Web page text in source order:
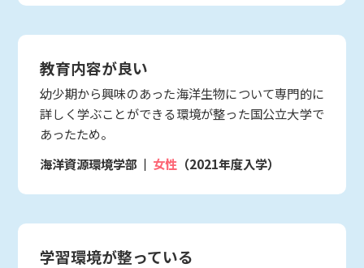
教育内容が良い
幼少期から興味のあった海洋生物について専門的に
詳しく学ぶことができる環境が整った国公立大学で
あったため。
海洋資源環境学部
女性 （2021年度入学）
学習環境が整っている